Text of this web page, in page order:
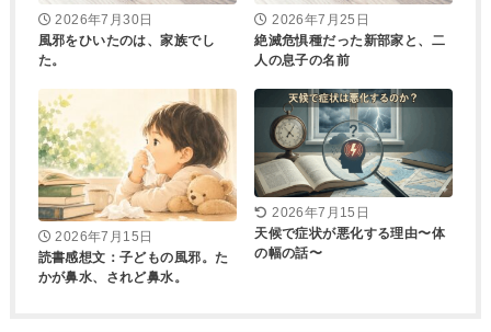
2026年7月30日
風邪をひいたのは、家族でし
た。
2026年7月25日
絶滅危惧種だった新部家と、二
人の息子の名前
2026年7月15日
読書感想文：子どもの風邪。た
かが鼻水、されど鼻水。
2026年7月15日
天候で症状が悪化する理由〜体
の幅の話〜